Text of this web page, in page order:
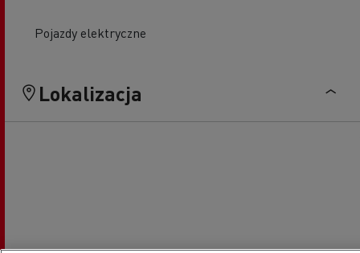
Pojazdy elektryczne
Lokalizacja